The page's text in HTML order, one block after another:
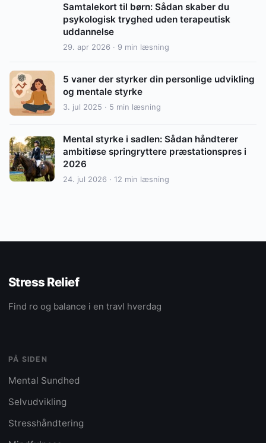
Samtalekort til børn: Sådan skaber du
psykologisk tryghed uden terapeutisk
uddannelse
29. apr 2026 · 9 min læsning
5 vaner der styrker din personlige udvikling
og mentale styrke
3. jul 2025 · 5 min læsning
Mental styrke i sadlen: Sådan håndterer
ambitiøse springryttere præstationspres i
2026
24. jul 2026 · 12 min læsning
Stress Relief
Find ro og balance i en travl hverdag
PÅ SIDEN
Mental Sundhed
Selvudvikling
Stresshåndtering